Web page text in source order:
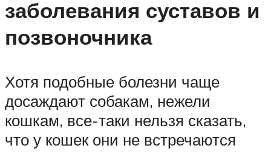
заболевания суставов и
позвоночника
Хотя подобные болезни чаще
досаждают собакам, нежели
кошкам, все-таки нельзя сказать,
что у кошек они не встречаются